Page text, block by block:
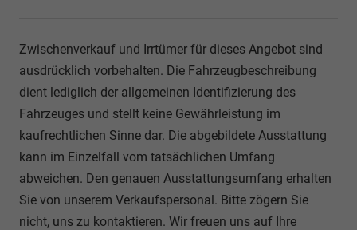
Zwischenverkauf und Irrtümer für dieses Angebot sind
ausdrücklich vorbehalten. Die Fahrzeugbeschreibung
dient lediglich der allgemeinen Identifizierung des
Fahrzeuges und stellt keine Gewährleistung im
kaufrechtlichen Sinne dar. Die abgebildete Ausstattung
kann im Einzelfall vom tatsächlichen Umfang
abweichen. Den genauen Ausstattungsumfang erhalten
Sie von unserem Verkaufspersonal. Bitte zögern Sie
nicht, uns zu kontaktieren. Wir freuen uns auf Ihre